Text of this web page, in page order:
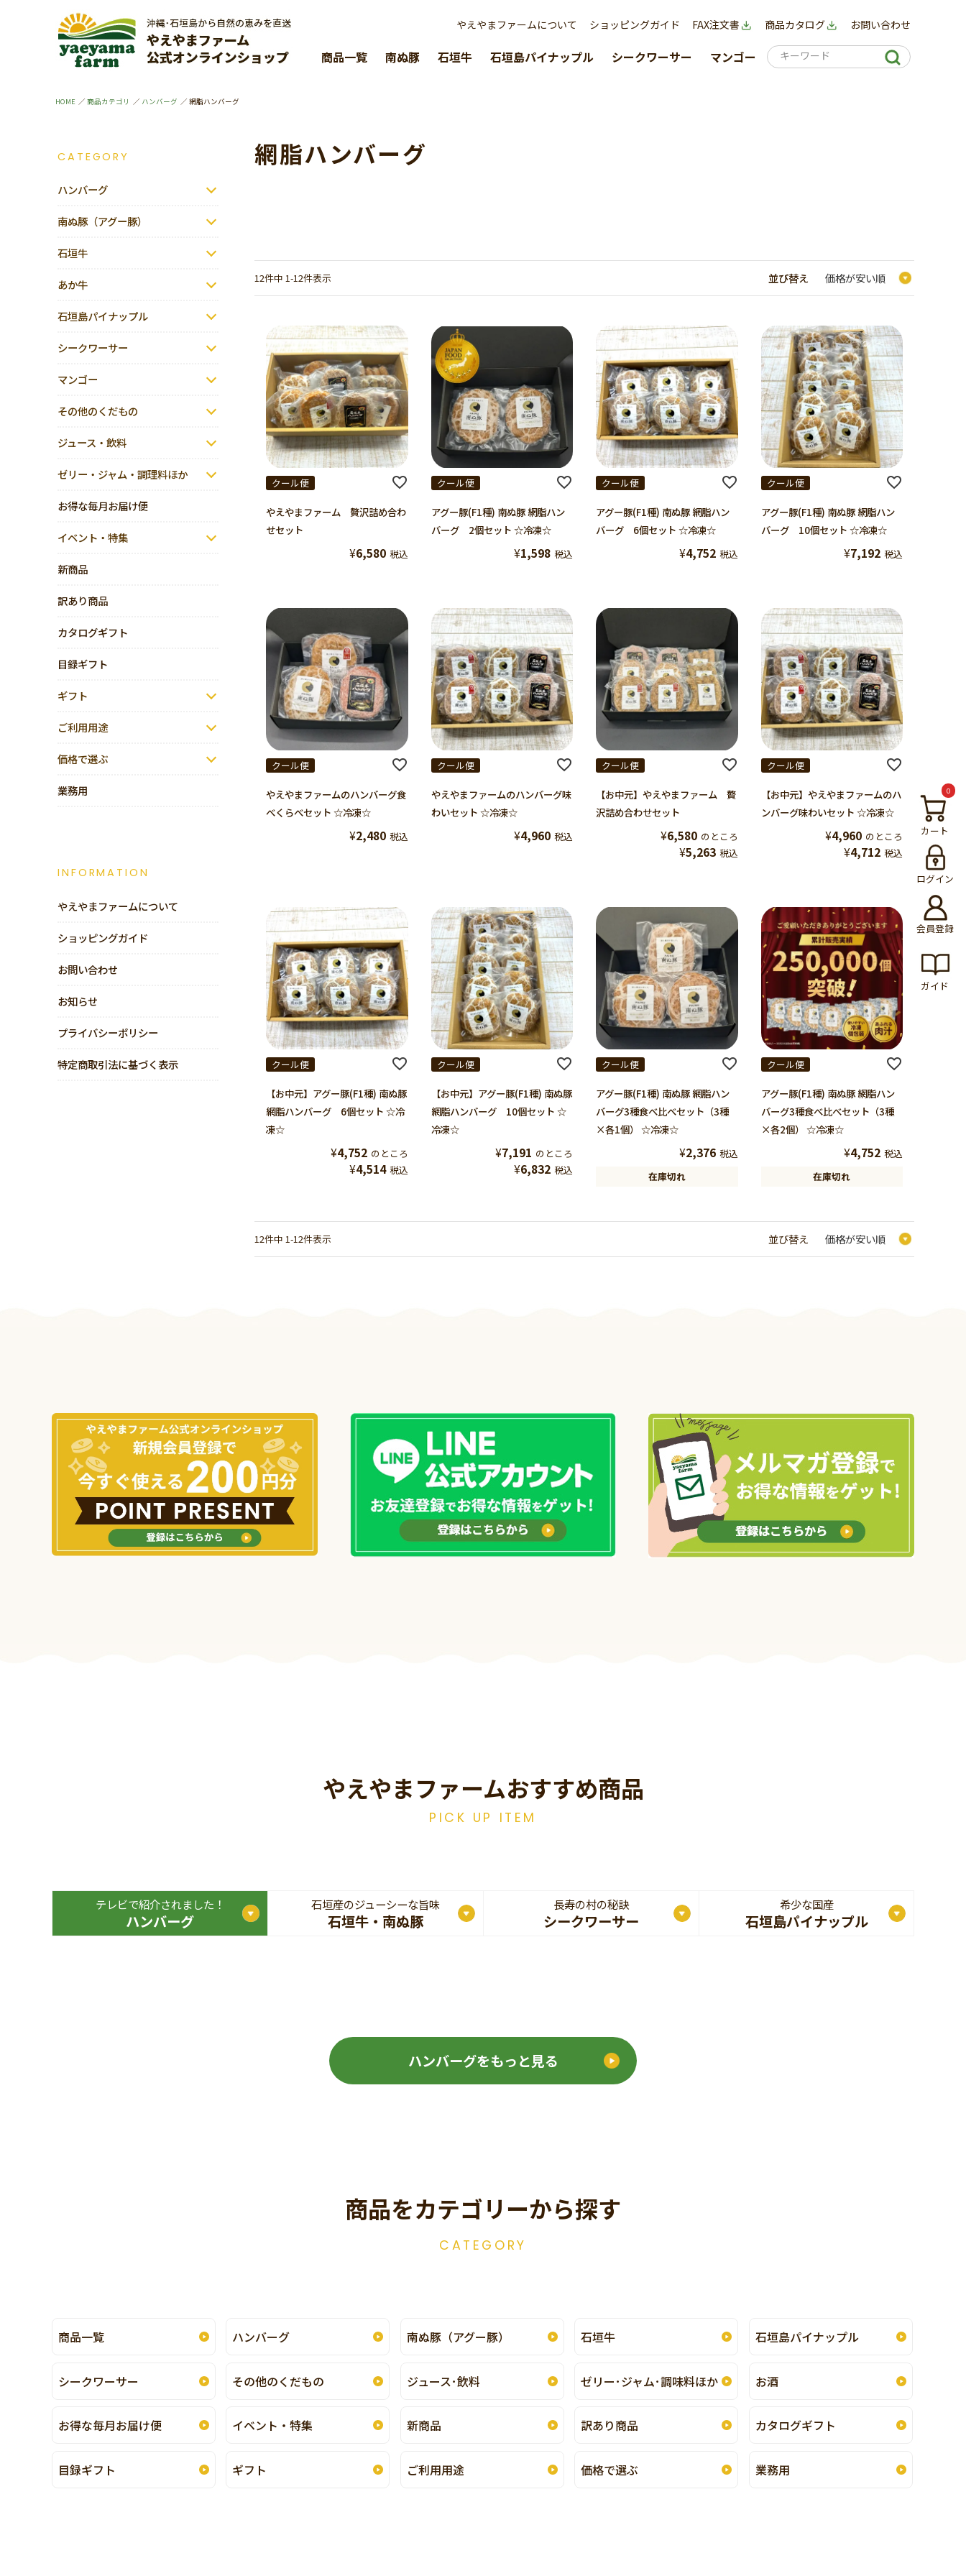
やえやまファームについて ショッピングガイド FAX注文書 商品カタログ お問い合わせ
商品一覧 南ぬ豚 石垣牛 石垣島パイナップル シークワーサー マンゴー
HOME 商品カテゴリ ハンバーグ 網脂ハンバーグ
CATEGORY
ハンバーグ
南ぬ豚（アグー豚）
石垣牛
あか牛
石垣島パイナップル
シークワーサー
マンゴー
その他のくだもの
ジュース・飲料
ゼリー・ジャム・調理料ほか
お得な毎月お届け便
イベント・特集
新商品
訳あり商品
カタログギフト
目録ギフト
ギフト
ご利用用途
価格で選ぶ
業務用
INFORMATION
やえやまファームについて
ショッピングガイド
お問い合わせ
お知らせ
プライバシーポリシー
特定商取引法に基づく表示
網脂ハンバーグ
12件中 1-12件表示
クール便
やえやまファーム 贅沢詰め合わ
せセット
¥6,580 税込
クール便
アグー豚(F1種) 南ぬ豚 網脂ハン
バーグ 2個セット ☆冷凍☆
¥1,598 税込
クール便
アグー豚(F1種) 南ぬ豚 網脂ハン
バーグ 6個セット ☆冷凍☆
¥4,752 税込
クール便
アグー豚(F1種) 南ぬ豚 網脂ハン
バーグ 10個セット ☆冷凍☆
¥7,192 税込
クール便
やえやまファームのハンバーグ食
べくらべセット ☆冷凍☆
¥2,480 税込
クール便
やえやまファームのハンバーグ味
わいセット ☆冷凍☆
¥4,960 税込
クール便
【お中元】やえやまファーム 贅
沢詰め合わせセット
¥6,580 のところ
¥5,263 税込
クール便
【お中元】やえやまファームのハ
ンバーグ味わいセット ☆冷凍☆
¥4,960 のところ
¥4,712 税込
クール便
【お中元】アグー豚(F1種) 南ぬ豚
網脂ハンバーグ 6個セット ☆冷
凍☆
¥4,752 のところ
¥4,514 税込
クール便
【お中元】アグー豚(F1種) 南ぬ豚
網脂ハンバーグ 10個セット ☆
冷凍☆
¥7,191 のところ
¥6,832 税込
クール便
アグー豚(F1種) 南ぬ豚 網脂ハン
バーグ3種食べ比べセット（3種
×各1個） ☆冷凍☆
¥2,376 税込
在庫切れ
クール便
アグー豚(F1種) 南ぬ豚 網脂ハン
バーグ3種食べ比べセット（3種
×各2個） ☆冷凍☆
¥4,752 税込
在庫切れ
12件中 1-12件表示
やえやまファームおすすめ商品
PICK UP ITEM
テレビで紹介されました！
ハンバーグ
石垣産のジューシーな旨味
石垣牛・南ぬ豚
長寿の村の秘訣
シークワーサー
希少な国産
石垣島パイナップル
ハンバーグをもっと見る
商品をカテゴリーから探す
CATEGORY
商品一覧 ハンバーグ 南ぬ豚（アグー豚） 石垣牛 石垣島パイナップル
シークワーサー その他のくだもの ジュース･飲料 ゼリー･ジャム･調味料ほか お酒
お得な毎月お届け便 イベント・特集 新商品 訳あり商品 カタログギフト
目録ギフト ギフト ご利用用途 価格で選ぶ 業務用
カート
0
ログイン
会員登録
ガイド